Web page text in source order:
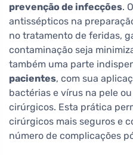
prevenção de infecções.
antissépticos na
no tratamento de feridas,
contaminação seja
também uma parte
pacientes, com sua
bactérias e vírus na pele
cirúrgicos. Esta prática
cirúrgicos mais seguros e
número de complicações